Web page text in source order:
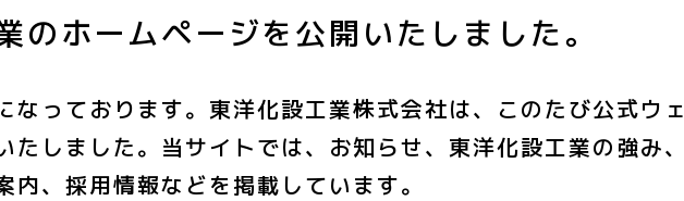
のホームページを公開いたしました。
なっております。東洋化設工業株式会社は、このたび公式ウェ
たしました。当サイトでは、お知らせ、東洋化設工業の強み、
内、採用情報などを掲載しています。